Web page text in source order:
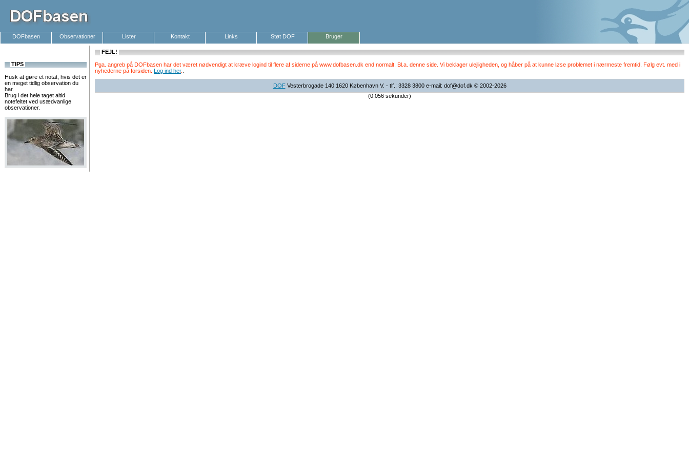
DOFbasen Observationer Lister Kontakt Links Støt DOF Bruger
TIPS
Husk at gøre et notat, hvis det er
en meget tidlig observation du
har.
Brug i det hele taget altid
notefeltet ved usædvanlige
observationer.
FEJL!
Pga. angreb på DOFbasen har det været nødvendigt at kræve logind til flere af siderne på www.dofbasen.dk end normalt. Bl.a. denne side. Vi beklager ulejligheden, og håber på at kunne løse problemet i nærmeste fremtid. Følg evt. med i
nyhederne på forsiden. Log ind her.
DOFVesterbrogade 140 1620 København V. - tlf.: 3328 3800 e-mail: dof@dof.dk © 2002-2026
(0.056 sekunder)